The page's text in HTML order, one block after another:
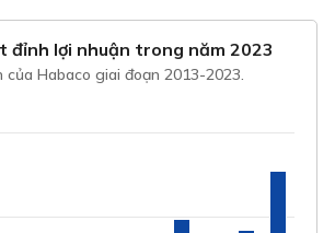
đỉnh lợi nhuận trong năm 2023
của Habaco giai đoạn 2013-2023.